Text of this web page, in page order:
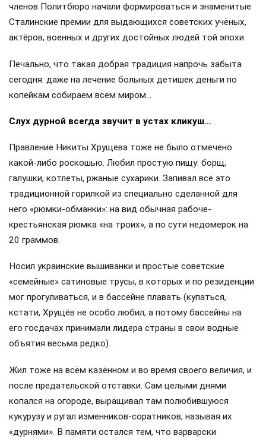
членов Политбюро начали формироваться и знаменитые
Сталинские премии для выдающихся советских учёных,
актёров, военных и других достойных людей той эпохи.
Печально, что такая добрая традиция напрочь забыта
сегодня: даже на лечение больных детишек деньги по
копейкам собираем всем миром…
Слух дурной всегда звучит в устах кликуш…
Правление Никиты Хрущёва тоже не было отмечено
какой-либо роскошью. Любил простую пищу: борщ,
галушки, котлеты, ржаные сухарики. Запивал всё это
традиционной горилкой из специально сделанной для
него «рюмки-обманки»: на вид обычная рабоче-
крестьянская рюмка «на троих», а по сути недомерок на
20 граммов.
Носил украинские вышиванки и простые советские
«семейные» сатиновые трусы, в которых и по резиденции
мог прогуливаться, и в бассейне плавать (купаться,
кстати, Хрущёв не особо любил, а потому бассейны на
его госдачах принимали лидера страны в свои водные
объятия весьма редко).
Жил тоже на всём казённом и во время своего величия, и
после предательской отставки. Сам целыми днями
копался на огороде, выращивал там полюбившуюся
кукурузу и ругал изменников-соратников, называя их
«дурнями». В памяти остался тем, что варварски